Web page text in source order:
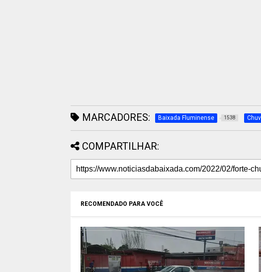
MARCADORES: Baixada Fluminense 1538
COMPARTILHAR:
RECOMENDADO PARA VOCÊ